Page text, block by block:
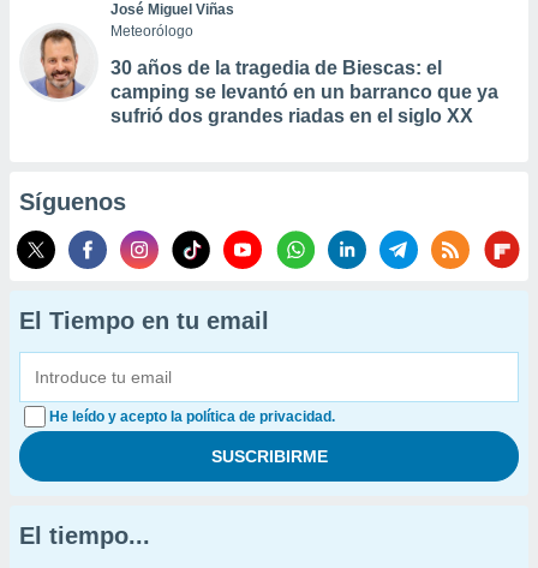
José Miguel Viñas
Meteorólogo
30 años de la tragedia de Biescas: el
camping se levantó en un barranco que ya
sufrió dos grandes riadas en el siglo XX
Síguenos
El Tiempo en tu email
He leído y acepto la política de privacidad.
El tiempo...